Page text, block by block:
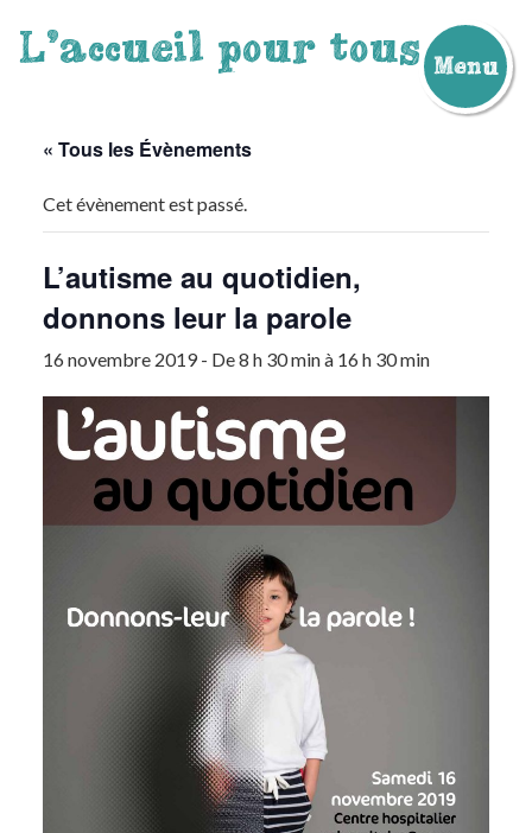
L'accueil pour tous Menu
contenu
« Tous les Évènements
Cet évènement est passé.
L’autisme au quotidien,
donnons leur la parole
16 novembre 2019 - De 8 h 30 minà 16 h 30 min